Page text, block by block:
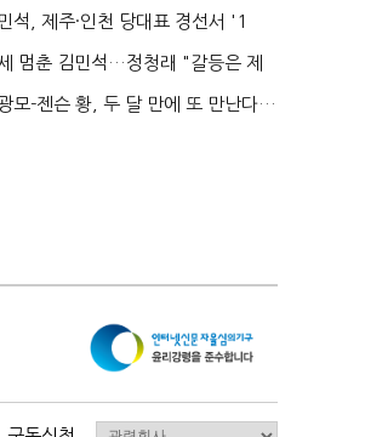
와 격차 0.86%p(...
석, 제주·인천 당대표 경선서 '1
보)...
멈춘 김민석…정청래 "갈등은 제
수습"
모-젠슨 황, 두 달 만에 또 만난다…